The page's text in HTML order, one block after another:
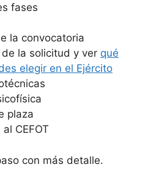
fases
la convocatoria
la solicitud y ver qué
elegir en el Ejército
plaza
CEFOT
con más detalle.